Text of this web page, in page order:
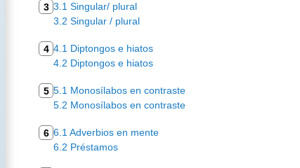
3 3.1 Singular/ plural
3.2 Singular / plural
4 4.1 Diptongos e hiatos
4.2 Diptongos e hiatos
5 5.1 Monosílabos en contraste
5.2 Monosílabos en contraste
6 6.1 Adverbios en mente
6.2 Préstamos